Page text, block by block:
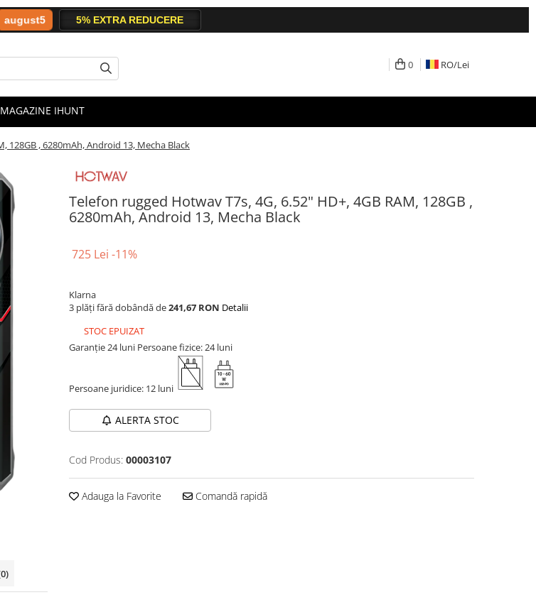
august5
0 RO/Lei
IHUNT
128GB , 6280mAh, Android 13, Mecha Black
Telefon rugged Hotwav T7s, 4G, 6.52" HD+, 4GB RAM, 128GB ,
6280mAh, Android 13, Mecha Black
725 Lei -11%
Klarna
3 plăți fără dobândă de241,67 RON Detalii
STOC EPUIZAT
Garanție 24 luni Persoane fizice: 24 luni
Persoane juridice: 12 luni
ALERTA STOC
Cod Produs: 00003107
Adauga la Favorite Comandă rapidă